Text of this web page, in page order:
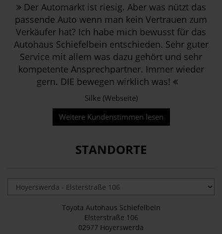
Der Automarkt ist riesig. Aber was nützt das
passende Auto wenn man kein Vertrauen zum
Verkäufer hat? Ich habe mich bewusst für das
Autohaus Schiefelbein entschieden. Sehr guter
Service mit allem was dazu gehört und sehr
kompetente Ansprechpartner. Immer wieder
gern. DIE bewegen wirklich was!
Silke (Webseite)
Weitere Kundenstimmen lesen
STANDORTE
Toyota Autohaus Schiefelbein
Elsterstraße 106
02977 Hoyerswerda